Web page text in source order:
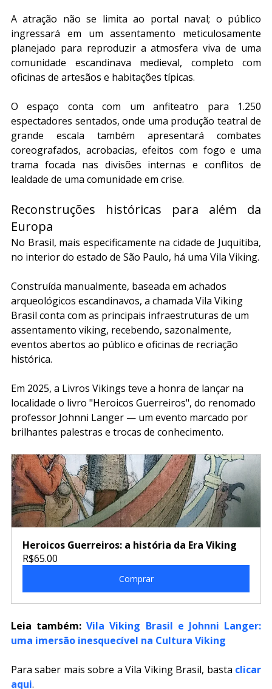
A atração não se limita ao portal naval; o público
ingressará em um assentamento meticulosamente
planejado para reproduzir a atmosfera viva de uma
comunidade escandinava medieval, completo com
oficinas de artesãos e habitações típicas.
O espaço conta com um anfiteatro para 1.250
espectadores sentados, onde uma produção teatral de
grande escala também apresentará combates
coreografados, acrobacias, efeitos com fogo e uma
trama focada nas divisões internas e conflitos de
lealdade de uma comunidade em crise.
Reconstruções históricas para além da
Europa
No Brasil, mais especificamente na cidade de Juquitiba,
no interior do estado de São Paulo, há uma Vila Viking.
Construída manualmente, baseada em achados
arqueológicos escandinavos, a chamada Vila Viking
Brasil conta com as principais infraestruturas de um
assentamento viking, recebendo, sazonalmente,
eventos abertos ao público e oficinas de recriação
histórica.
Em 2025, a Livros Vikings teve a honra de lançar na
localidade o livro "Heroicos Guerreiros", do renomado
professor Johnni Langer — um evento marcado por
brilhantes palestras e trocas de conhecimento.
Heroicos Guerreiros: a história da Era Viking
R$65.00
Comprar
Leia também: Vila Viking Brasil e Johnni Langer:
uma imersão inesquecível na Cultura Viking
Para saber mais sobre a Vila Viking Brasil, basta clicar
aqui.